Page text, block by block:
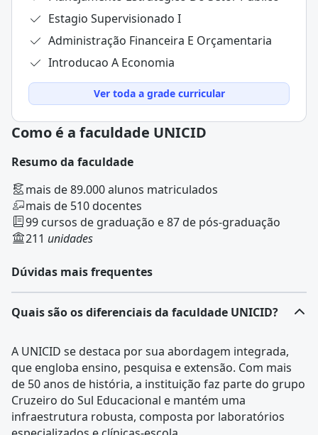
Estagio Supervisionado I
Administração Financeira E Orçamentaria
Introducao A Economia
Ver toda a grade curricular
Como é a faculdade UNICID
Resumo da faculdade
mais de 89.000 alunos matriculados
mais de 510 docentes
99 cursos de graduação e 87 de pós-graduação
211 unidades
Dúvidas mais frequentes
Quais são os diferenciais da faculdade UNICID?
A UNICID se destaca por sua abordagem integrada,
que engloba ensino, pesquisa e extensão. Com mais
de 50 anos de história, a instituição faz parte do grupo
Cruzeiro do Sul Educacional e mantém uma
infraestrutura robusta, composta por laboratórios